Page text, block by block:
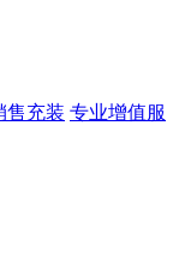
售充装 专业增值服